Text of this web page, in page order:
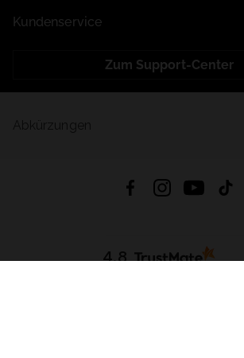
Kundenservice
Zum Support-Center
4.8